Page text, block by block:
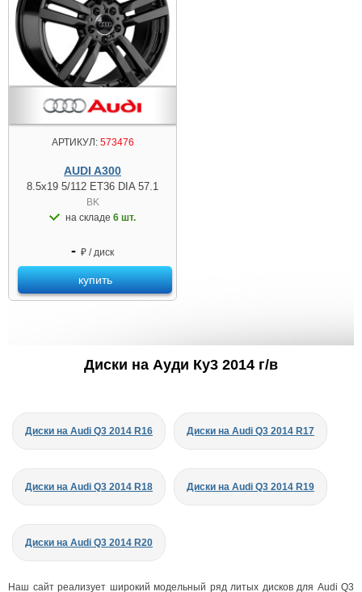
АРТИКУЛ:573476
AUDI A300
8.5x19 5/112 ET36 DIA 57.1
BK
на складе 6 шт.
- ₽ / диск
купить
Диски на Ауди Ку3 2014 г/в
Диски на Audi Q3 2014 R16 Диски на Audi Q3 2014 R17
Диски на Audi Q3 2014 R18 Диски на Audi Q3 2014 R19
Диски на Audi Q3 2014 R20
Наш сайт реализует широкий модельный ряд литых дисков для Audi Q3